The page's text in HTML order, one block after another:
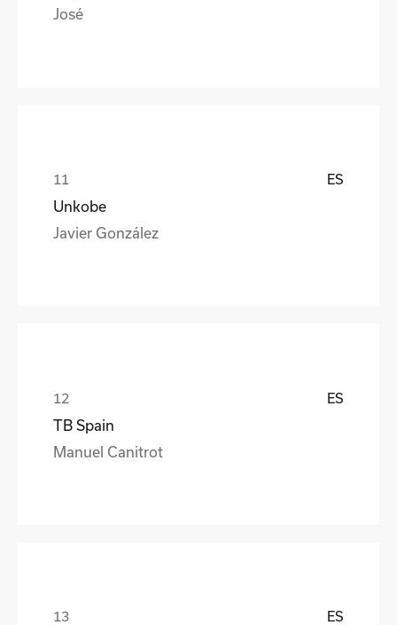
José
ES
Unkobe
Javier González
ES
TB Spain
Manuel Canitrot
ES